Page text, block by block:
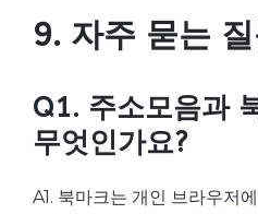
9. 자주 묻는 질
Q1. 주소모음과
무엇인가요?
A1. 북마크는 개인 브라우저